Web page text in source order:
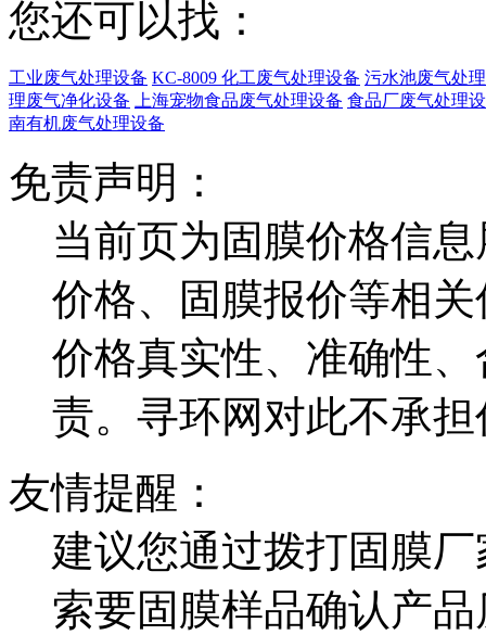
您还可以找：
工业废气处理设备 KC-8009 化工废气处理设备 污水池废气处
理废气净化设备
上海宠物食品废气处理设备 食品厂废气处理
南有机废气处理设备
免责声明：
当前页为固膜价格信
价格、固膜报价等相
价格真实性、准确性
责。寻环网对此不承
友情提醒：
建议您通过拨打固膜
索要固膜样品确认产